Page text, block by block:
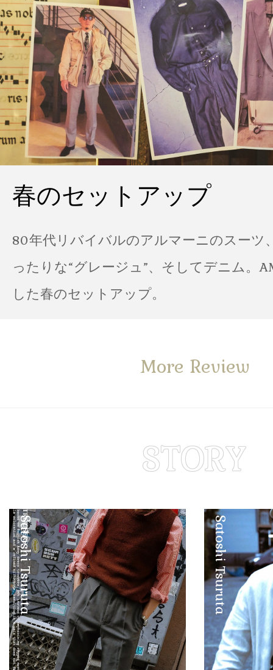
春のセットアップ
80年代リバイバルのアルマーニのスーツ
ったりな“グレージュ”、そしてデニム。
した春のセットアップ。
More Review
Satoshi Tsuruta Satoshi Tsuruta